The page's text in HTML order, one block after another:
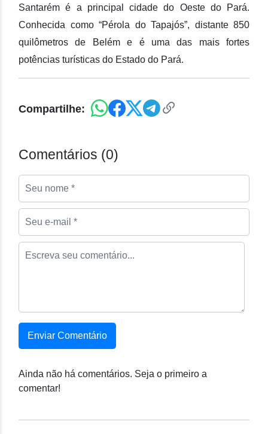
Santarém é a principal cidade do Oeste do Pará.
Conhecida como “Pérola do Tapajós”, distante 850
quilômetros de Belém e é uma das mais fortes
potências turísticas do Estado do Pará.
Compartilhe:
Comentários (0)
Enviar Comentário
Ainda não há comentários. Seja o primeiro a
comentar!